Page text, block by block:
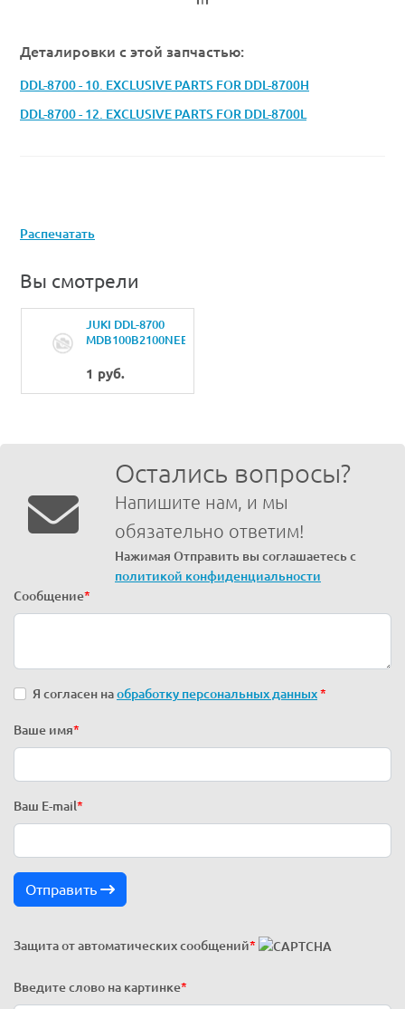
Деталировки с этой запчастью:
DDL-8700 - 10. EXCLUSIVE PARTS FOR DDL-8700H
DDL-8700 - 12. EXCLUSIVE PARTS FOR DDL-8700L
Распечатать
Вы смотрели
JUKI DDL-8700
MDB100B2100NEEDLE
1 руб.
Остались вопросы?
Напишите нам, и мы
обязательно ответим!
Нажимая Отправить вы соглашаетесь с
политикой конфиденциальности
Сообщение*
Я согласен наобработку персональных данных*
Ваше имя*
Ваш E-mail *
Отправить
Защита от автоматических сообщений*
Введите слово на картинке*